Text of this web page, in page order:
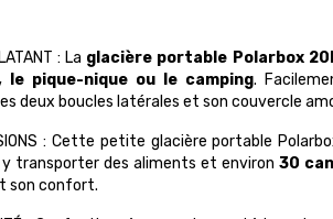
: La glacière portable Polarbox
le pique-nique ou le camping.
deux boucles latérales et son couvercle
: Cette petite glacière portable
y transporter des aliments et environ 30
son confort.